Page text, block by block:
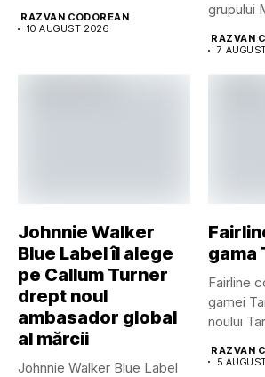
RAZVAN CODOREAN
10 AUGUST 2026
grupului
RAZVAN
7
Johnnie Walker
Blue Label îl alege
pe Callum Turner
drept noul
ambasador global
al mărcii
Johnnie Walker Blue Label
gama
Fairline
gamei
noului
RAZVAN
5